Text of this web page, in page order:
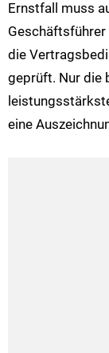
Ernstfall muss
Geschäftsführer
die
geprüft. Nur die
eine